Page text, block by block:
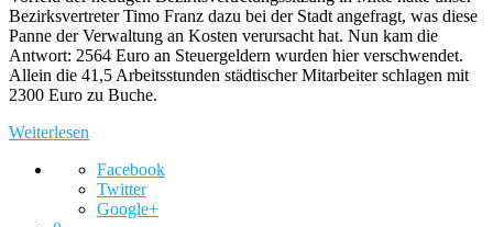
Bezirksvertreter Timo Franz dazu bei der Stadt angefragt, was diese
Panne der Verwaltung an Kosten verursacht hat. Nun kam die
Antwort: 2564 Euro an Steuergeldern wurden hier verschwendet.
Allein die 41,5 Arbeitsstunden städtischer Mitarbeiter schlagen mit
2300 Euro zu Buche.
Weiterlesen
Facebook
Twitter
Google+